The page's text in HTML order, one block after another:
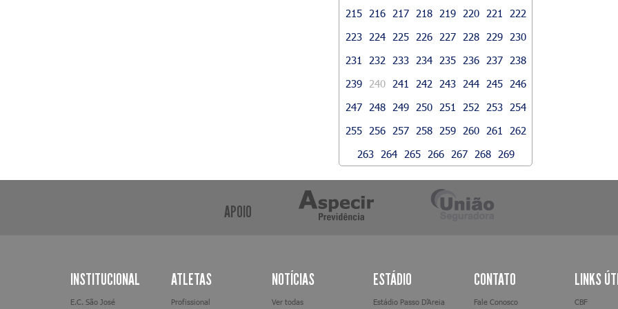
215 216 217 218 219 220 221
222
223
224 225 226 227 228 229
230
231
232 233 234 235 236 237
238
239
240 241 242 243 244 245
246
247
248 249 250 251 252 253
254
255
256 257 258 259 260 261
262
263
264 265 266 267 268 269
APOIO
INSTITUCIONAL
E.C. São José
ATLETAS
Profissional
NOTÍCIAS
Ver todas
ESTÁDIO
Estádio Passo D’Areia
CONTATO
Fale Conosco
LINKS
CBF